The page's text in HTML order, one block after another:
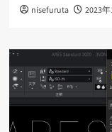
nisefuruta 2023